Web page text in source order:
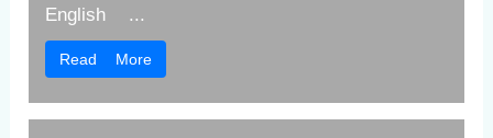
English ...
Read More